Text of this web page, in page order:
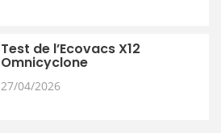
Test de l’Ecovacs X12
Omnicyclone
27/04/2026